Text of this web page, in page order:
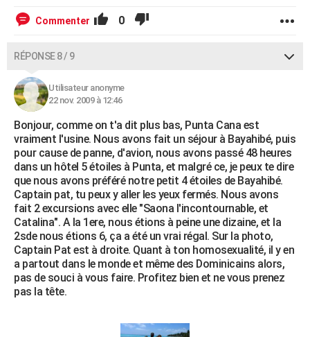
Commenter 0
RÉPONSE 8 / 9
Utilisateur anonyme
22 nov. 2009 à 12:46
Bonjour, comme on t'a dit plus bas, Punta Cana est
vraiment l'usine. Nous avons fait un séjour à Bayahibé, puis
pour cause de panne, d'avion, nous avons passé 48 heures
dans un hôtel 5 étoiles à Punta, et malgré ce, je peux te dire
que nous avons préféré notre petit 4 étoiles de Bayahibé.
Captain pat, tu peux y aller les yeux fermés. Nous avons
fait 2 excursions avec elle "Saona l'incontournable, et
Catalina". A la 1ere, nous étions à peine une dizaine, et la
2sde nous étions 6, ça a été un vrai régal. Sur la photo,
Captain Pat est à droite. Quant à ton homosexualité, il y en
a partout dans le monde et même des Dominicains alors,
pas de souci à vous faire. Profitez bien et ne vous prenez
pas la tête.